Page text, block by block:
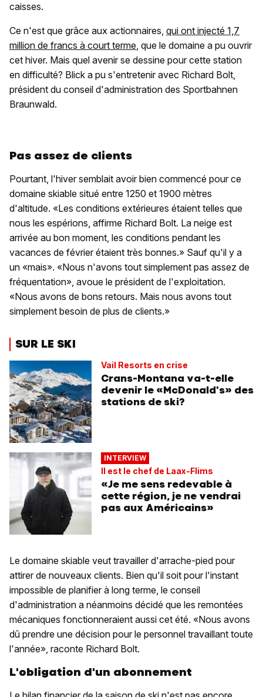
caisses.
Ce n'est que grâce aux actionnaires, qui ont injecté 1,7
million de francs à court terme, que le domaine a pu ouvrir
cet hiver. Mais quel avenir se dessine pour cette station
en difficulté? Blick a pu s'entretenir avec Richard Bolt,
président du conseil d'administration des Sportbahnen
Braunwald.
Pas assez de clients
Pourtant, l'hiver semblait avoir bien commencé pour ce
domaine skiable situé entre 1250 et 1900 mètres
d'altitude. «Les conditions extérieures étaient telles que
nous les espérions, affirme Richard Bolt. La neige est
arrivée au bon moment, les conditions pendant les
vacances de février étaient très bonnes.» Sauf qu'il y a
un «mais». «Nous n'avons tout simplement pas assez de
fréquentation», avoue le président de l'exploitation.
«Nous avons de bons retours. Mais nous avons tout
simplement besoin de plus de clients.»
SUR LE SKI
Vail Resorts en crise
Crans-Montana va-t-elle
devenir le «McDonald's» des
stations de ski?
INTERVIEW
Il est le chef de Laax-Flims
«Je me sens redevable à
cette région, je ne vendrai
pas aux Américains»
Le domaine skiable veut travailler d'arrache-pied pour
attirer de nouveaux clients. Bien qu'il soit pour l'instant
impossible de planifier à long terme, le conseil
d'administration a néanmoins décidé que les remontées
mécaniques fonctionneraient aussi cet été. «Nous avons
dû prendre une décision pour le personnel travaillant toute
l'année», raconte Richard Bolt.
L'obligation d'un abonnement